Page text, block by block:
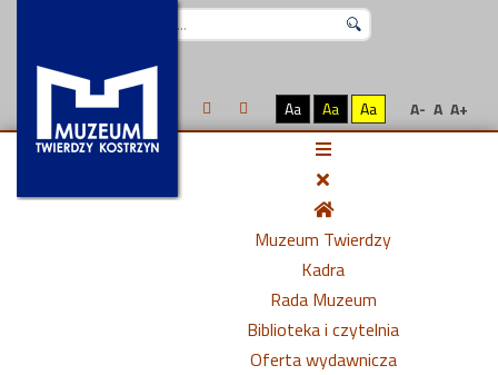
Aa Aa Aa A- A A+
Muzeum Twierdzy
Kadra
Rada Muzeum
Biblioteka i czytelnia
Oferta wydawnicza